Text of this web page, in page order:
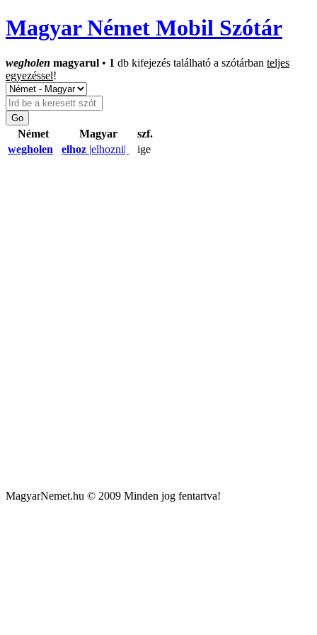
Magyar Német Mobil Szótár
wegholen magyarul • 1 db kifejezés található a szótárban teljes
egyezéssel!
Német Magyar
szf.
wegholen
elhoz |elhozni| ige
MagyarNemet.hu © 2009 Minden jog fentartva!